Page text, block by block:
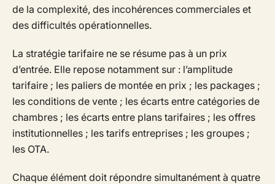
de la complexité, des incohérences commerciales et
des difficultés opérationnelles.
La stratégie tarifaire ne se résume pas à un prix
d’entrée. Elle repose notamment sur : l’amplitude
tarifaire ; les paliers de montée en prix ; les packages ;
les conditions de vente ; les écarts entre catégories de
chambres ; les écarts entre plans tarifaires ; les offres
institutionnelles ; les tarifs entreprises ; les groupes ;
les OTA.
Chaque élément doit répondre simultanément à quatre